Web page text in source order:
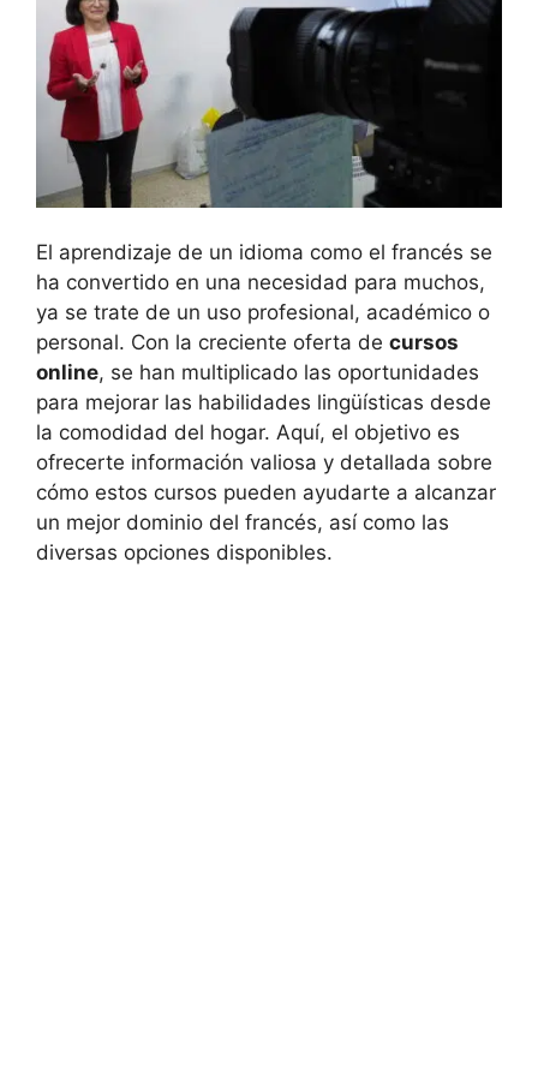
El aprendizaje de un idioma como el francés se
ha convertido en una necesidad para muchos,
ya se trate de un uso profesional, académico o
personal. Con la creciente oferta de cursos
online, se han multiplicado las oportunidades
para mejorar las habilidades lingüísticas desde
la comodidad del hogar. Aquí, el objetivo es
ofrecerte información valiosa y detallada sobre
cómo estos cursos pueden ayudarte a alcanzar
un mejor dominio del francés, así como las
diversas opciones disponibles.